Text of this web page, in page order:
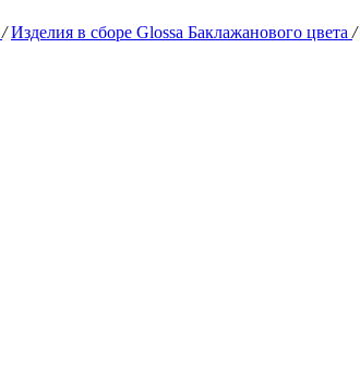
/ Изделия в сборе Glossa Баклажанового цвета /